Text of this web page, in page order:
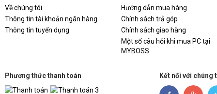
Tốc độ Turbo tối đa của
E-core
Tốc độ cơ bản của P-
Tốc độ cơ bản của E-
Về chúng tôi
Thông tin tài khoản ngân hàng
Thông tin tuyển dụng
Hướng dẫn mua hàng
Chính sách trả góp
Chính sách giao hàng
Một số câu hỏi khi mua PC tại
MYBOSS
Phương thức thanh toán Kết nối với chúng